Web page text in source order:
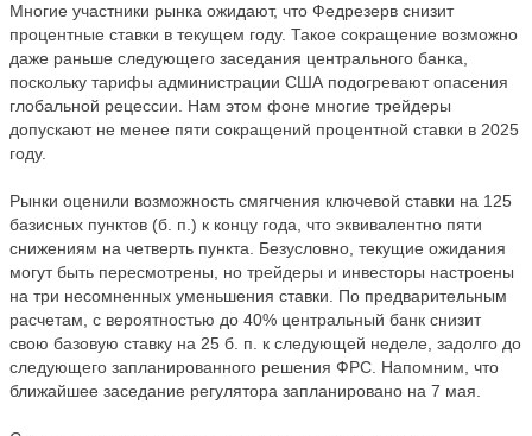
Многие участники рынка ожидают, что Федрезерв снизит
процентные ставки в текущем году. Такое сокращение возможно
даже раньше следующего заседания центрального банка,
поскольку тарифы администрации США подогревают опасения
глобальной рецессии. Нам этом фоне многие трейдеры
допускают не менее пяти сокращений процентной ставки в 2025
году.
Рынки оценили возможность смягчения ключевой ставки на 125
базисных пунктов (б. п.) к концу года, что эквивалентно пяти
снижениям на четверть пункта. Безусловно, текущие ожидания
могут быть пересмотрены, но трейдеры и инвесторы настроены
на три несомненных уменьшения ставки. По предварительным
расчетам, с вероятностью до 40% центральный банк снизит
свою базовую ставку на 25 б. п. к следующей неделе, задолго до
следующего запланированного решения ФРС. Напомним, что
ближайшее заседание регулятора запланировано на 7 мая.